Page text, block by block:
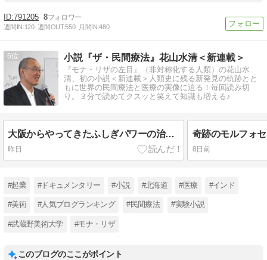
791205 8
週間IN:120 週間OUT:550 月間IN:480
6 小説『ザ・民間療法』花山水清＜新連載＞
『モナ・リザの左目』（非対称化する人類）の花山水
清、初の小説＜新連載＞人類史に残る新発見の軌跡とと
もに世界の民間療法と医療の実像に迫る！毎回読み切
り。３分で読めてクスッと笑えて知識も増える♪
大阪からやってきたふしぎパワーの治療家 （小説『ザ・民間療法』178）
昨日 8日前
#起業 #ドキュメンタリー #小説 #北海道 #医療 #インド
#美術 #人気ブログランキング #民間療法 #実験小説
#武蔵野美術大学 #モナ・リザ
このブログのここがポイント